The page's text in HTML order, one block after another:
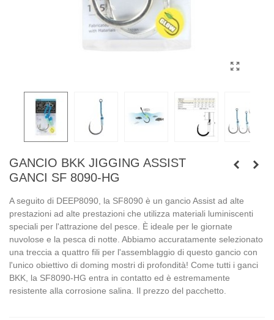
GANCIO BKK JIGGING ASSIST
GANCI SF 8090-HG
A seguito di DEEP8090, la SF8090 è un gancio Assist ad alte
prestazioni ad alte prestazioni che utilizza materiali luminiscenti
speciali per l'attrazione del pesce. È ideale per le giornate
nuvolose e la pesca di notte. Abbiamo accuratamente selezionato
una treccia a quattro fili per l'assemblaggio di questo gancio con
l'unico obiettivo di doming mostri di profondità! Come tutti i ganci
BKK, la SF8090-HG entra in contatto ed è estremamente
resistente alla corrosione salina. Il prezzo del pacchetto.